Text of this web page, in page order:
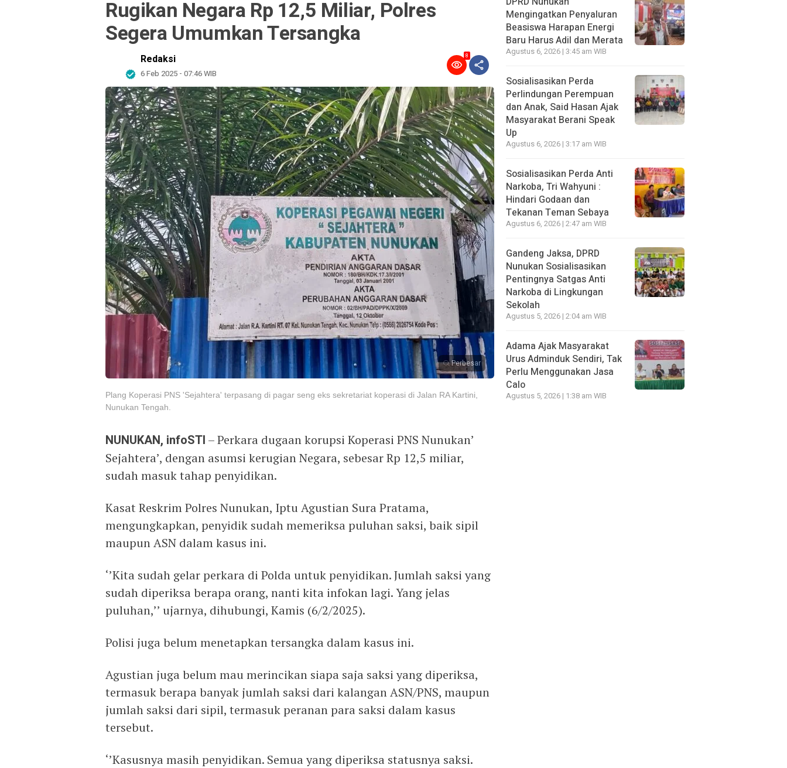
Rugikan Negara Rp 12,5 Miliar, Polres
Segera Umumkan Tersangka
Redaksi
6 Feb 2025 - 07:46 WIB
8
Perbesar
Plang Koperasi PNS 'Sejahtera' terpasang di pagar seng eks sekretariat koperasi di Jalan RA Kartini,
Nunukan Tengah.
NUNUKAN, infoSTI – Perkara dugaan korupsi Koperasi PNS Nunukan’
Sejahtera’, dengan asumsi kerugian Negara, sebesar Rp 12,5 miliar,
sudah masuk tahap penyidikan.
Kasat Reskrim Polres Nunukan, Iptu Agustian Sura Pratama,
mengungkapkan, penyidik sudah memeriksa puluhan saksi, baik sipil
maupun ASN dalam kasus ini.
‘’Kita sudah gelar perkara di Polda untuk penyidikan. Jumlah saksi yang
sudah diperiksa berapa orang, nanti kita infokan lagi. Yang jelas
puluhan,’’ ujarnya, dihubungi, Kamis (6/2/2025).
Polisi juga belum menetapkan tersangka dalam kasus ini.
Agustian juga belum mau merincikan siapa saja saksi yang diperiksa,
termasuk berapa banyak jumlah saksi dari kalangan ASN/PNS, maupun
jumlah saksi dari sipil, termasuk peranan para saksi dalam kasus
tersebut.
‘’Kasusnya masih penyidikan. Semua yang diperiksa statusnya saksi.
Mengingatkan Penyaluran
Beasiswa Harapan Energi
Baru Harus Adil dan Merata
Agustus 6, 2026 | 3:45 am WIB
Sosialisasikan Perda
Perlindungan Perempuan
dan Anak, Said Hasan Ajak
Masyarakat Berani Speak
Up
Agustus 6, 2026 | 3:17 am WIB
Sosialisasikan Perda Anti
Narkoba, Tri Wahyuni :
Hindari Godaan dan
Tekanan Teman Sebaya
Agustus 6, 2026 | 2:47 am WIB
Gandeng Jaksa, DPRD
Nunukan Sosialisasikan
Pentingnya Satgas Anti
Narkoba di Lingkungan
Sekolah
Agustus 5, 2026 | 2:04 am WIB
Adama Ajak Masyarakat
Urus Adminduk Sendiri, Tak
Perlu Menggunakan Jasa
Calo
Agustus 5, 2026 | 1:38 am WIB